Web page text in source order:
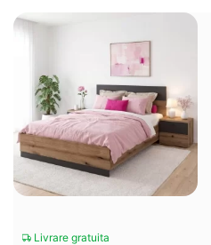
Livrare gratuita